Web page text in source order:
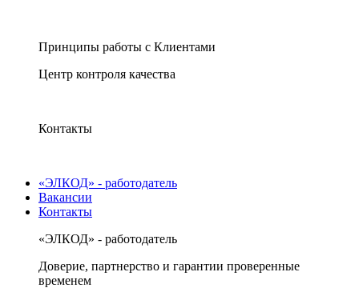
Принципы работы с Клиентами
Центр контроля качества
Контакты
«ЭЛКОД» - работодатель
Вакансии
Контакты
«ЭЛКОД» - работодатель
Доверие, партнерство и гарантии проверенные
временем